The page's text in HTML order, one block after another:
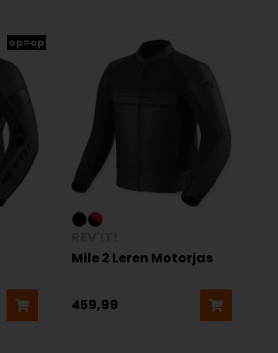
op=op
Mile 2 Leren Motorjas
459,99